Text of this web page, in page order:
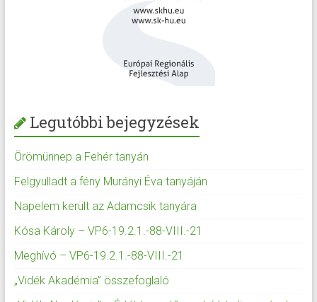
Legutóbbi bejegyzések
Örömünnep a Fehér tanyán
Felgyulladt a fény Murányi Éva tanyáján
Napelem került az Adamcsik tanyára
Kósa Károly – VP6-19.2.1.-88-VIII.-21
Meghívó – VP6-19.2.1.-88-VIII.-21
„Vidék Akadémia” összefoglaló